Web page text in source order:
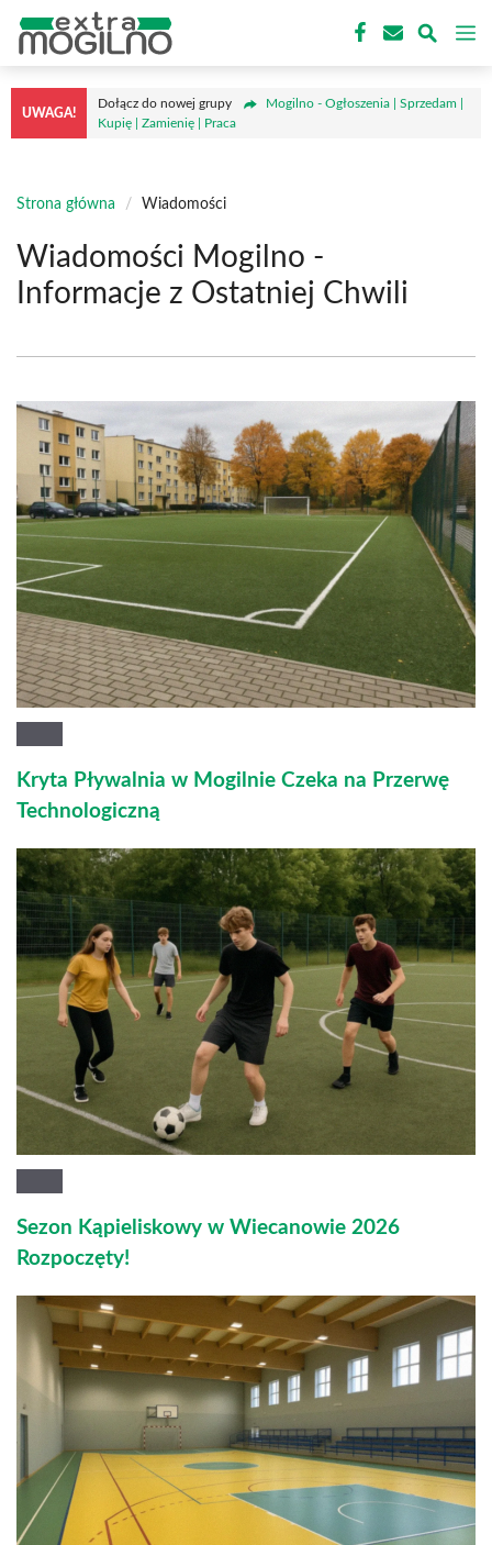
treści
UWAGA!
Dołącz do nowej grupy
Mogilno - Ogłoszenia | Sprzedam |
Kupię | Zamienię | Praca
Strona główna / Wiadomości
Wiadomości Mogilno -
Informacje z Ostatniej Chwili
Kryta Pływalnia w Mogilnie Czeka na Przerwę
Technologiczną
Sezon Kąpieliskowy w Wiecanowie 2026
Rozpoczęty!